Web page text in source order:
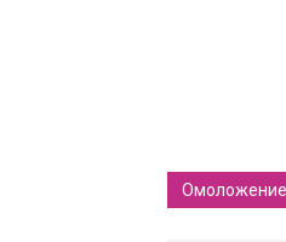
Омоложение